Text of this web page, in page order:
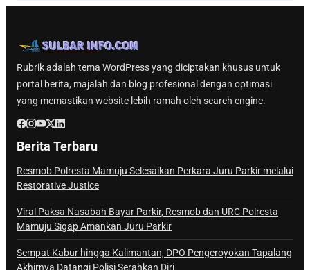
Rubrik adalah tema WordPress yang diciptakan khusus untuk
portal berita, majalah dan blog profesional dengan optimasi
yang memastikan website lebih ramah oleh search engine.
Berita Terbaru
Resmob Polresta Mamuju Selesaikan Perkara Juru Parkir melalui
Restorative Justice
Viral Paksa Nasabah Bayar Parkir, Resmob dan URC Polresta
Mamuju Sigap Amankan Juru Parkir
Sempat Kabur hingga Kalimantan, DPO Pengeroyokan Tapalang
Akhirnya Datangi Polisi Serahkan Diri